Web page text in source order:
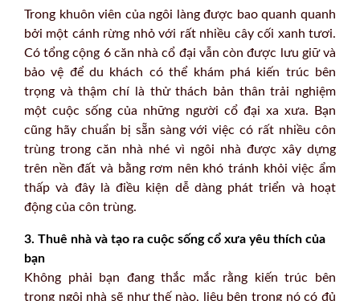
Trong khuôn viên của ngôi làng được bao quanh quanh
bởi một cánh rừng nhỏ với rất nhiều cây cối xanh tươi.
Có tổng cộng 6 căn nhà cổ đại vẫn còn được lưu giữ và
bảo vệ để du khách có thể khám phá kiến trúc bên
trọng và thậm chí là thử thách bản thân trải nghiệm
một cuộc sống của những người cổ đại xa xưa. Bạn
cũng hãy chuẩn bị sẵn sàng với việc có rất nhiều côn
trùng trong căn nhà nhé vì ngôi nhà được xây dựng
trên nền đất và bằng rơm nên khó tránh khỏi việc ẩm
thấp và đây là điều kiện dễ dàng phát triển và hoạt
động của côn trùng.
3. Thuê nhà và tạo ra cuộc sống cổ xưa yêu thích của
bạn
Không phải bạn đang thắc mắc rằng kiến trúc bên
trong ngôi nhà sẽ như thế nào, liệu bên trong nó có đủ